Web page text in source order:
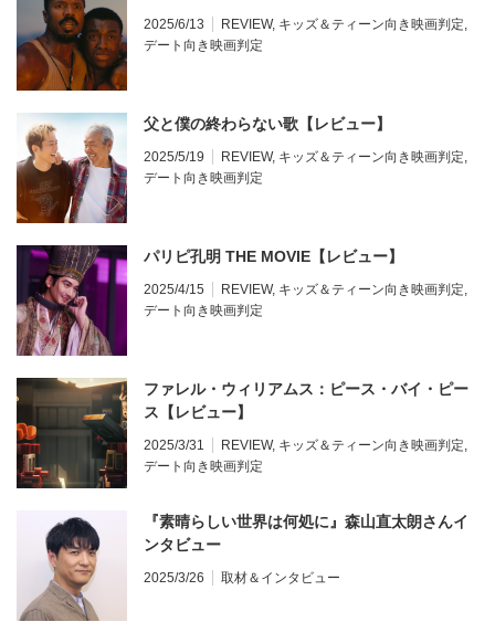
2025/6/13 REVIEW, キッズ＆ティーン向き映画判定,
デート向き映画判定
父と僕の終わらない歌【レビュー】
2025/5/19 REVIEW, キッズ＆ティーン向き映画判定,
デート向き映画判定
パリピ孔明 THE MOVIE【レビュー】
2025/4/15 REVIEW, キッズ＆ティーン向き映画判定,
デート向き映画判定
ファレル・ウィリアムス：ピース・バイ・ピー
ス【レビュー】
2025/3/31 REVIEW, キッズ＆ティーン向き映画判定,
デート向き映画判定
『素晴らしい世界は何処に』森山直太朗さんイ
ンタビュー
2025/3/26 取材＆インタビュー